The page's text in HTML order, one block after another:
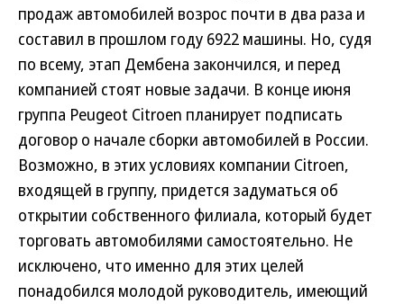
продаж автомобилей возрос почти в два раза и
составил в прошлом году 6922 машины. Но, судя
по всему, этап Дембена закончился, и перед
компанией стоят новые задачи. В конце июня
группа Peugeot Citroen планирует подписать
договор о начале сборки автомобилей в России.
Возможно, в этих условиях компании Citroen,
входящей в группу, придется задуматься об
открытии собственного филиала, который будет
торговать автомобилями самостоятельно. Не
исключено, что именно для этих целей
понадобился молодой руководитель, имеющий